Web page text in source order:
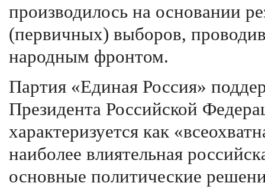
производилось на основании
(первичных) выборов,
народным фронтом.
Партия «Единая Россия»
Президента Российской
характеризуется как
наиболее влиятельная
основные политические